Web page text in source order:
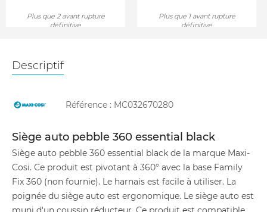
Plus que 2 avant rupture
définitive
Plus que 1 avant rupture
définitive
Descriptif
Référence : MC032670280
Siège auto pebble 360 essential black
Siège auto pebble 360 essential black de la marque Maxi-
Cosi. Ce produit est pivotant à 360° avec la base Family
Fix 360 (non fournie). Le harnais est facile à utiliser. La
poignée du siège auto est ergonomique. Le siège auto est